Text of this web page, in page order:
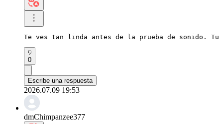
Te ves tan linda antes de la prueba de sonido. Tu
0
Escribe una respuesta
2026.07.09 19:53
dmChimpanzee377